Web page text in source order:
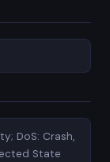
DoS: Crash,
State